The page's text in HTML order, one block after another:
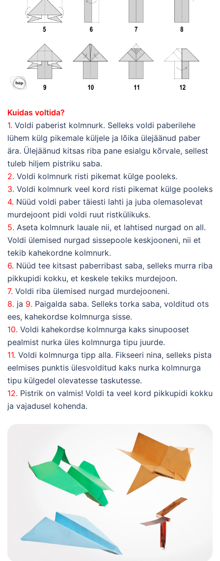
Kuidas voltida?
1. Voldi paberist kolmnurk. Selleks voldi paberilehe
lühem külg pikemale küljele ja lõika ülejäänud paber
ära. Ülejäänud kitsas riba pane esialgu kõrvale, sellest
tuleb hiljem pistriku saba.
2. Voldi kolmnurk risti pikemat külge pooleks.
3. Voldi kolmnurk veel kord risti pikemat külge pooleks
4. Nüüd voldi paber täiesti lahti ja juba olemasolevat
murdejoont pidi voldi ruut ristkülikuks.
5. Aseta kolmnurk lauale nii, et lahtised nurgad on all.
Voldi ülemised nurgad sissepoole keskjooneni, nii et
tekib kahekordne kolmnurk.
6. Nüüd tee kitsast paberribast saba, selleks murra riba
pikkupidi kokku, et keskele tekiks murdejoon.
7. Voldi riba ülemised nurgad murdejooneni.
8. ja 9. Paigalda saba. Selleks torka saba, volditud ots
ees, kahekordse kolmnurga sisse.
10. Voldi kahekordse kolmnurga kaks sinupooset
pealmist nurka üles kolmnurga tipu juurde.
11. Voldi kolmnurga tipp alla. Fikseeri nina, selleks pista
eelmises punktis ülesvolditud kaks nurka kolmnurga
tipu külgedel olevatesse taskutesse.
12. Pistrik on valmis! Voldi ta veel kord pikkupidi kokku
ja vajadusel kohenda.